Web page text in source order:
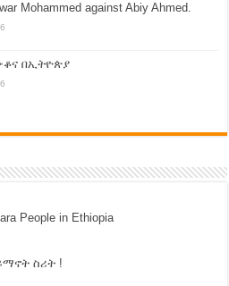
Mohammed against Abiy Ahmed.
በኢትዮጵያ
People in Ethiopia
ስሪት !